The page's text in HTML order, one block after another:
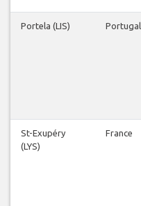
Portela (LIS) Portugal
St-Exupéry
(LYS)
France